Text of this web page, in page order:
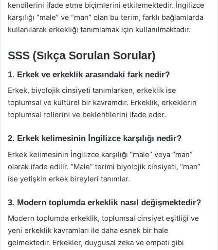
kendilerini ifade etme biçimlerini etkilemektedir. İngilizce
karşılığı “male” ve “man” olan bu terim, farklı bağlamlarda
kullanılarak erkekliği tanımlamak için kullanılmaktadır.
SSS (Sıkça Sorulan Sorular)
1. Erkek ve erkeklik arasındaki fark nedir?
Erkek, biyolojik cinsiyeti tanımlarken, erkeklik ise
toplumsal ve kültürel bir kavramdır. Erkeklik, erkeklerin
toplumsal rollerini ve beklentilerini ifade eder.
2. Erkek kelimesinin İngilizce karşılığı nedir?
Erkek kelimesinin İngilizce karşılığı “male” veya “man”
olarak ifade edilir. “Male” terimi biyolojik cinsiyeti, “man”
ise yetişkin erkek bireyleri tanımlar.
3. Modern toplumda erkeklik nasıl değişmektedir?
Modern toplumda erkeklik, toplumsal cinsiyet eşitliği ve
yeni erkeklik kavramları ile daha esnek bir hale
gelmektedir. Erkekler, duygusal zeka ve empati gibi